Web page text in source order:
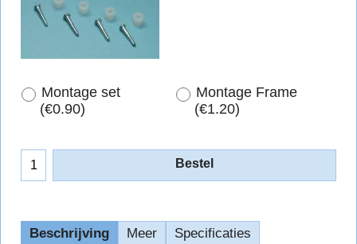
Montage set
(€0.90)
Montage Frame
(€1.20)
Bestel
Beschrijving Meer Specificaties